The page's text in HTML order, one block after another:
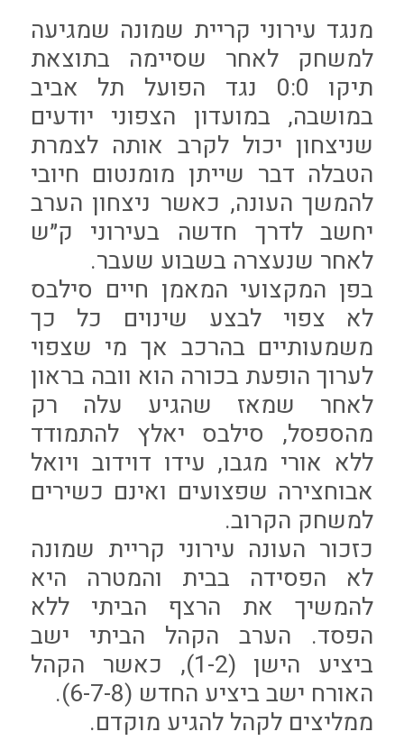
מנגד עירוני קריית שמונה שמגיעה
למשחק לאחר שסיימה בתוצאת
תיקו 0:0 נגד הפועל תל אביב
במושבה, במועדון הצפוני יודעים
שניצחון יכול לקרב אותה לצמרת
הטבלה דבר שייתן מומנטום חיובי
להמשך העונה, כאשר ניצחון הערב
יחשב לדרך חדשה בעירוני ק״ש
לאחר שנעצרה בשבוע שעבר.
בפן המקצועי המאמן חיים סילבס
לא צפוי לבצע שינוים כל כך
משמעותיים בהרכב אך מי שצפוי
לערוך הופעת בכורה הוא וובה בראון
לאחר שמאז שהגיע עלה רק
מהספסל, סילבס יאלץ להתמודד
ללא אורי מגבו, עידו דוידוב ויואל
אבוחצירה שפצועים ואינם כשירים
למשחק הקרוב.
כזכור העונה עירוני קריית שמונה
לא הפסידה בבית והמטרה היא
להמשיך את הרצף הביתי ללא
הפסד. הערב הקהל הביתי ישב
ביציע הישן (1-2), כאשר הקהל
האורח ישב ביציע החדש (6-7-8).
ממליצים לקהל להגיע מוקדם.